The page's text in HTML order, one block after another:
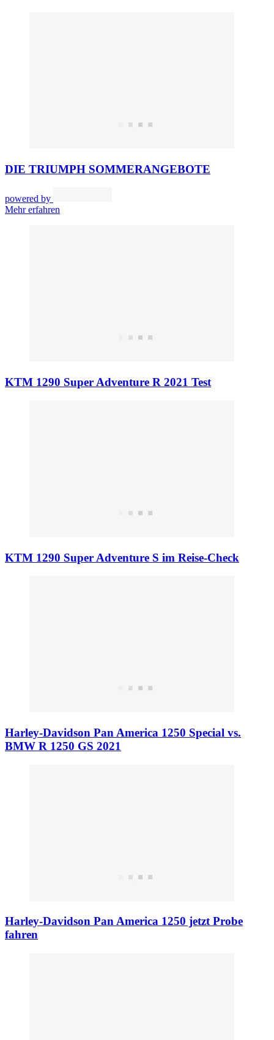
DIE TRIUMPH SOMMERANGEBOTE
powered by
Mehr erfahren
KTM 1290 Super Adventure R 2021 Test
KTM 1290 Super Adventure S im Reise-Check
Harley-Davidson Pan America 1250 Special vs.
BMW R 1250 GS 2021
Harley-Davidson Pan America 1250 jetzt Probe
fahren